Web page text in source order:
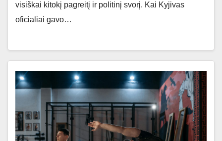
visiškai kitokį pagreitį ir politinį svorį. Kai Kyjivas
oficialiai gavo…